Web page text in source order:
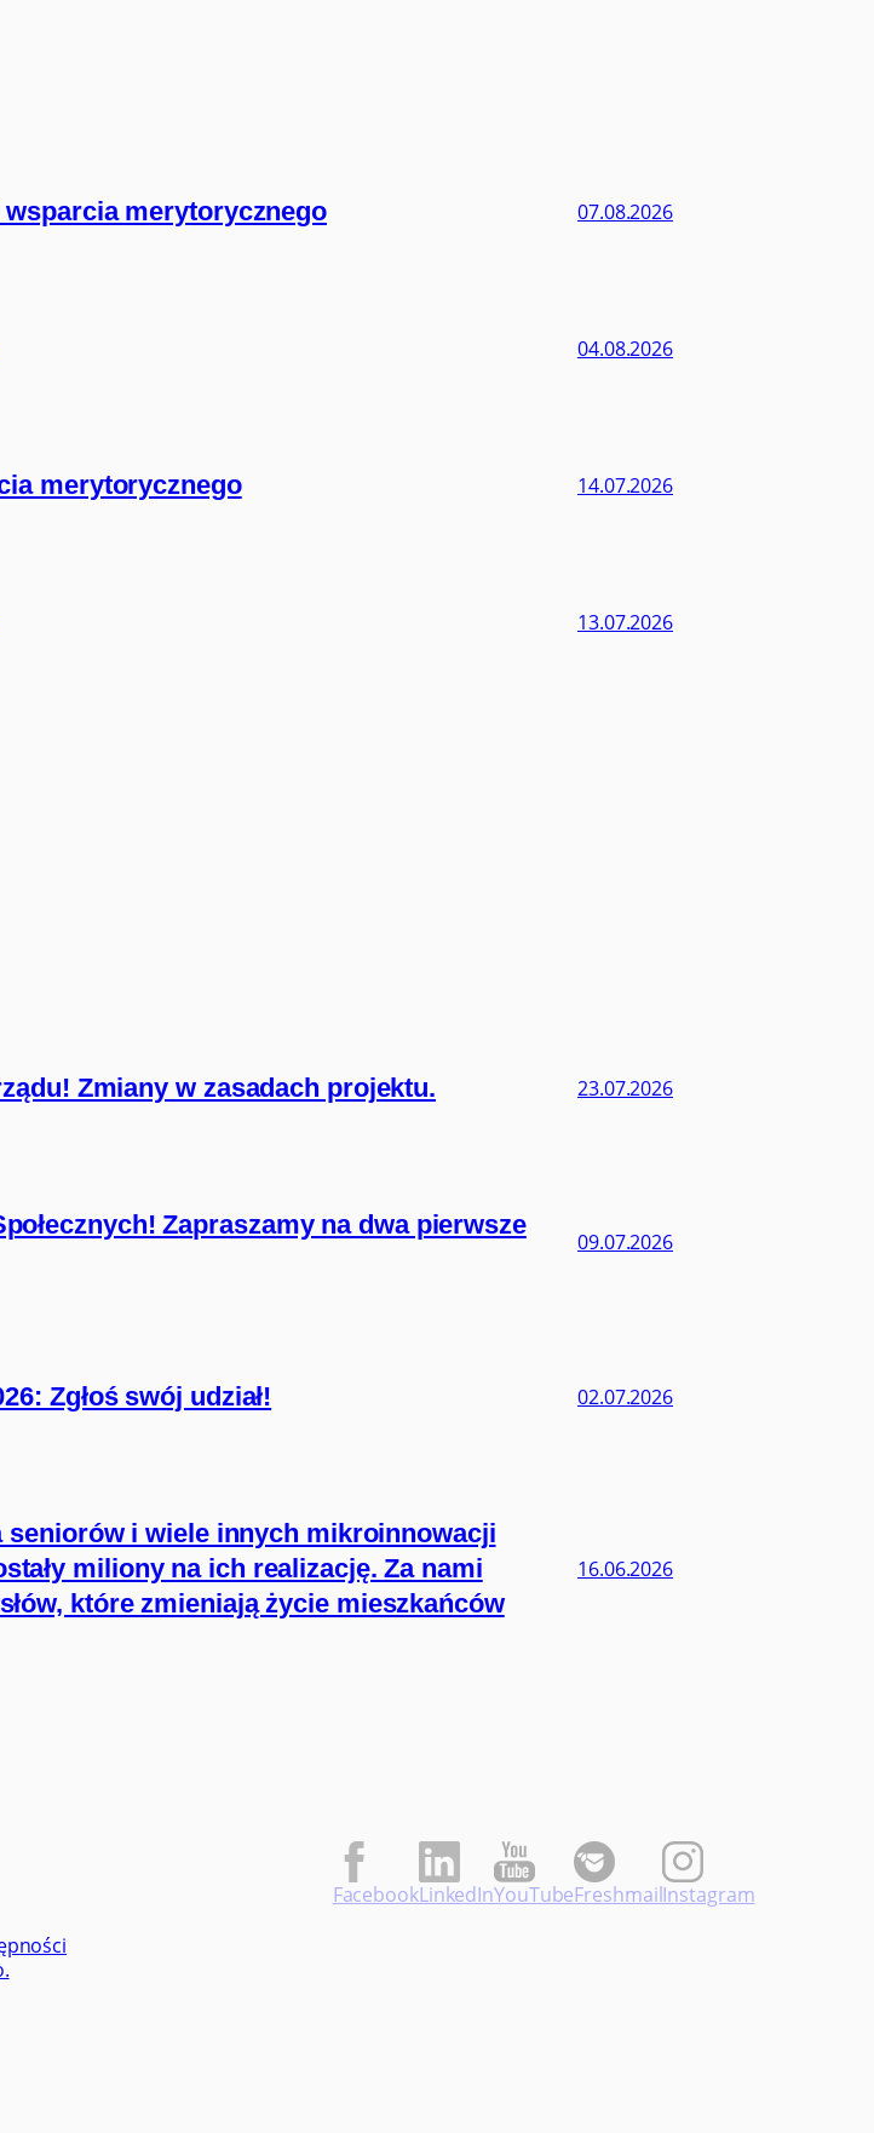
merytorycznego 07.08.2026
04.08.2026
merytorycznego 14.07.2026
13.07.2026
Zmiany w zasadach projektu. 23.07.2026
Zapraszamy na dwa pierwsze
09.07.2026
Zgłoś swój udział! 02.07.2026
seniorów i wiele innych mikroinnowacji
miliony na ich realizację. Za nami
które zmieniają życie mieszkańców
16.06.2026
FacebookLinkedInYouTubeFreshmailInstagram